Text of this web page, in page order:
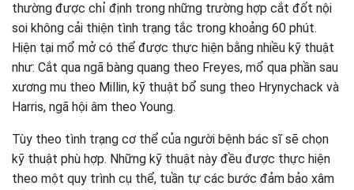
thường được chỉ định trong những trường hợp cắt đốt nội
soi không cải thiện tình trạng tắc trong khoảng 60 phút.
Hiện tại mổ mở có thể được thực hiện bằng nhiều kỹ thuật
như: Cắt qua ngã bàng quang theo Freyes, mổ qua phần sau
xương mu theo Millin, kỹ thuật bổ sung theo Hrynychack và
Harris, ngã hội âm theo Young.
Tùy theo tình trạng cơ thể của người bệnh bác sĩ sẽ chọn
kỹ thuật phù hợp. Những kỹ thuật này đều được thực hiện
theo một quy trình cụ thể, tuần tự các bước đảm bảo xâm